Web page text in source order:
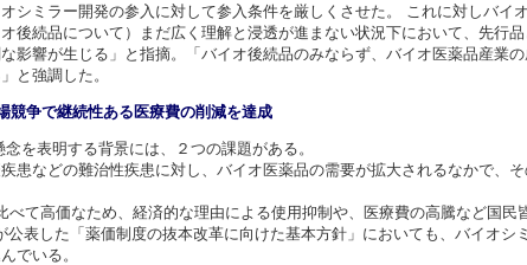
シミラー開発の参入に対して参入条件を厳しくさせた。 これに対しバイ
後続品について）まだ広く理解と浸透が進まない状況下において、先行
影響が生じる」と指摘。「バイオ後続品のみならず、バイオ医薬品産業
と強調した。
争で継続性ある医療費の削減を達成
を表明する背景には、２つの課題がある。
患などの難治性疾患に対し、バイオ医薬品の需要が拡大されるなかで、
て高価なため、経済的な理由による使用抑制や、医療費の高騰など国民
表した「薬価制度の抜本改革に向けた基本方針」においても、バイオシ
でいる。